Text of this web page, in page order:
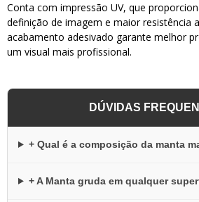
Conta com impressão UV, que
definição de imagem e maior resistência
acabamento adesivado garante melhor
um visual mais profissional.
DÚVIDAS
+ Qual é a composição da manta
+ A Manta gruda em qualquer